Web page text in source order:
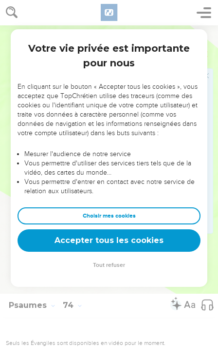
Psaumes 73
ô Eternel, quand tu interviendras, tu les feras tous
disparaître.
Oui, quand j’avais le cœur amer et tant que je me
tourmentais,
j’étais un sot, un ignorant, je me comportais avec toi
Mais je suis toujours avec toi, et tu m’as saisi la main
droite,
selon ton plan, tu me conduis, puis tu me prendras dans la
gloire.
Qui ai-je au ciel, si ce n’est toi ? Et ici-bas que désirer, car
je suis avec toi ?
Mon corps peut s’épuiser et mon cœur défaillir, Dieu reste
mon rocher, et mon bien précieux pour toujours.
Qui t’abandonne se perdra, et tu anéantiras tous ceux qui
Tandis que mon bonheur à moi, c’est d’être toujours près
de Dieu. Oui, j’ai placé dans le Seigneur, dans l’Eternel, mon
sûr refuge, et je raconterai ses œuvres.
La Bible Du Semeur Copyright © 1992, 1999 by Biblica, Inc.® Used by permission.
Psaumes 74
Seuls les Évangiles sont disponibles en vidéo pour le moment.
Votre vie privée est importante
pour nous
En cliquant sur le bouton « Accepter tous les cookies », vous
acceptez que TopChrétien utilise des traceurs (comme des
cookies ou l'identifiant unique de votre compte utilisateur) et
traite vos données à caractère personnel (comme vos
données de navigation et les informations renseignées dans
votre compte utilisateur) dans les buts suivants :
Mesurer l'audience de notre service
Vous permettre d'utiliser des services tiers tels que de la
vidéo, des cartes du monde…
Vous permettre d'entrer en contact avec notre service de
relation aux utilisateurs.
Choisir mes cookies
Accepter tous les cookies
Tout refuser